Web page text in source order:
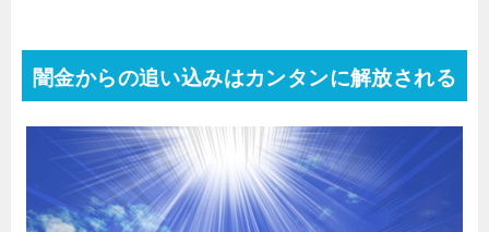
闇金からの追い込みはカンタンに解放される